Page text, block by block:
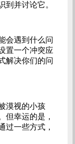
到并讨论它。
会遇到什么问
置一个冲突应
解决你们的问
漠视的小孩
但幸运的是，
过一些方式，